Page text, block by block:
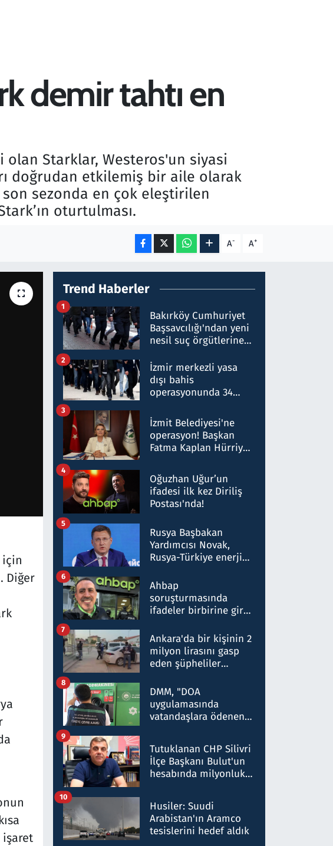
demir tahtı en
Starklar, Westeros'un siyasi
doğrudan etkilemiş bir aile olarak
son sezonda en çok eleştirilen
oturtulması.
A- A+
için
Diğer
Trend Haberler
Bakırköy Cumhuriyet
Başsavcılığı'ndan yeni
nesil suç örgütlerine
hakkında gözaltı kararı
1
İzmir merkezli yasa
dışı bahis
operasyonunda 34
Milyar liralık para
trafiği tespit edildi
2
İzmit Belediyesi'ne
operasyon! Başkan
Fatma Kaplan Hürriyet
3
Oğuzhan Uğur’un
ifadesi ilk kez Diriliş
Postası'nda!
4
Rusya Başbakan
Yardımcısı Novak,
Rusya-Türkiye enerji
nitelikte olduğunu
belirtti
5
Ahbap
soruşturmasında
ifadeler birbirine girdi:
ifadelerinden ortaya
çıkan tablo şok etti
6
Ankara'da bir kişinin 2
milyon lirasını gasp
eden şüpheliler
7
DMM, "DOA
uygulamasında
vatandaşlara ödenen
düşürüldüğü" iddiasını
yalanladı
8
Tutuklanan CHP Silivri
İlçe Başkanı Bulut'un
hesabında milyonluk
talimat verdi, ben
gönderdim
9
Husiler: Suudi
Arabistan'ın Aramco
tesislerini hedef aldık
10